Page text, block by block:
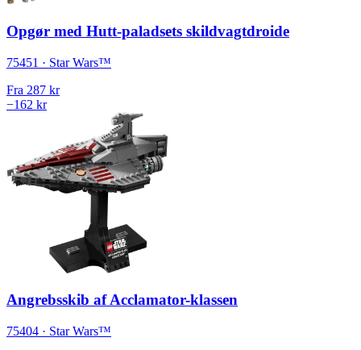
Opgør med Hutt-paladsets skildvagtdroide
75451 · Star Wars™
Fra 287 kr
−162 kr
Angrebsskib af Acclamator-klassen
75404 · Star Wars™